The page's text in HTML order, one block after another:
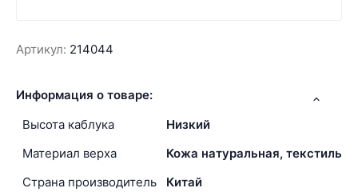
Артикул: 214044
Информация о товаре:
Высота каблука
Низкий
Материал верха
Кожа натуральная, текстиль
Страна производитель
Китай